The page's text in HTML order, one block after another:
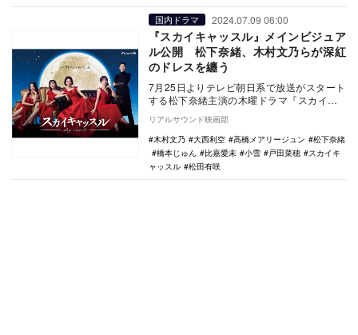
国内ドラマ 2024.07.09 06:00
『スカイキャッスル』メインビジュア
ル公開 松下奈緒、木村文乃らが深紅
のドレスを纏う
7月25日よりテレビ朝日系で放送がスタート
する松下奈緒主演の木曜ドラマ『スカイキ
ャッスル』のメインビジュアルが公開され
た。 …
リアルサウンド映画部
木村文乃
大西利空 高橋メアリージュン
松下奈緒
橋本じゅん
比嘉愛未 小雪 戸田菜穂
スカイキ
ャッスル
松田有咲